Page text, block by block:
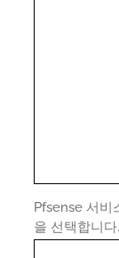
Pfsense 서비
을 선택합니다.